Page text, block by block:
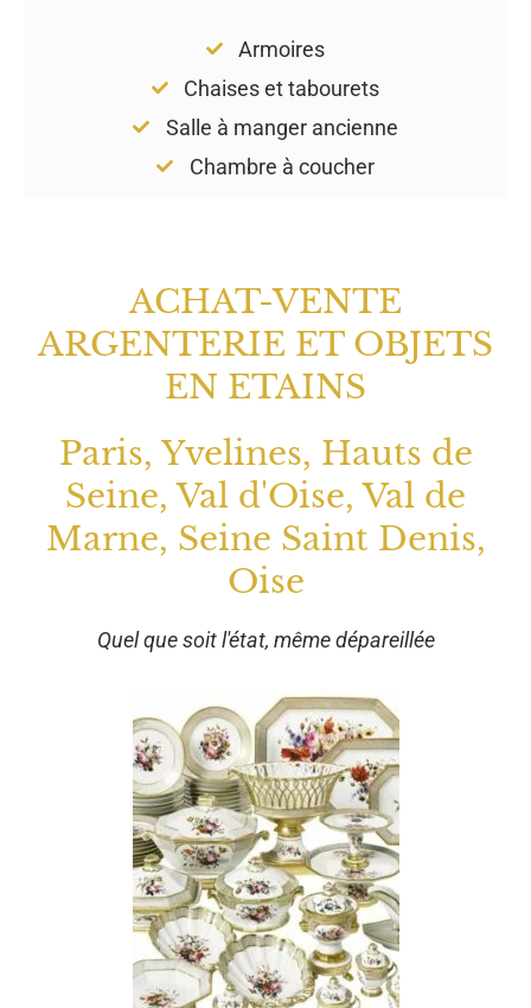
Armoires
Chaises et tabourets
Salle à manger ancienne
Chambre à coucher
ACHAT-VENTE
ARGENTERIE ET OBJETS
EN ETAINS
Paris, Yvelines, Hauts de
Seine, Val d'Oise, Val de
Marne, Seine Saint Denis,
Oise
Quel que soit l'état, même dépareillée